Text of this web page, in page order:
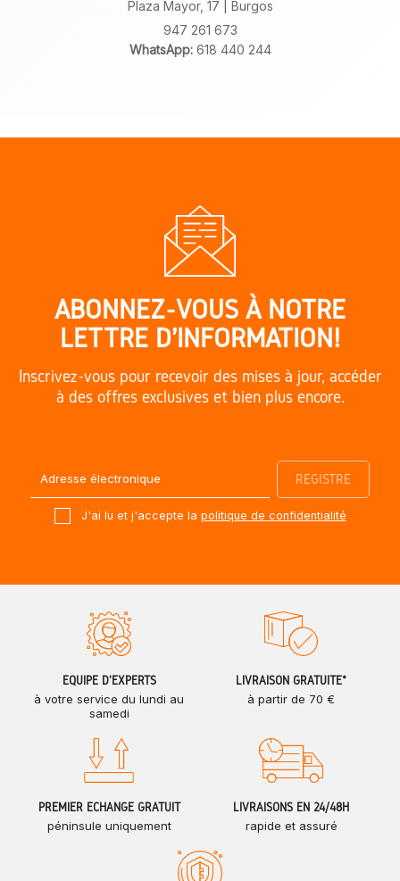
Plaza Mayor, 17 | Burgos
947 261 673
WhatsApp:618 440 244
ABONNEZ-VOUS À NOTRE
LETTRE D'INFORMATION!
Inscrivez-vous pour recevoir des mises à jour, accéder
à des offres exclusives et bien plus encore.
J'ai lu et j'accepte la politique de confidentialité
ÉQUIPE D'EXPERTS
à votre service du lundi au
samedi
LIVRAISON GRATUITE*
à partir de 70 €
PREMIER ÉCHANGE GRATUIT
péninsule uniquement
LIVRAISONS EN 24/48H
rapide et assuré